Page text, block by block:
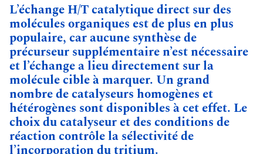
L’échange H/T catalytique direct sur des
molécules organiques est de plus en plus
populaire, car aucune synthèse de
précurseur supplémentaire n’est nécessaire
et l’échange a lieu directement sur la
molécule cible à marquer. Un grand
nombre de catalyseurs homogènes et
hétérogènes sont disponibles à cet effet. Le
choix du catalyseur et des conditions de
réaction contrôle la sélectivité de